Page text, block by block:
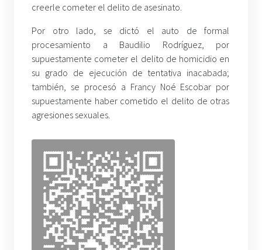
creerle cometer el delito de asesinato.
Por otro lado, se dictó el auto de formal
procesamiento a Baudilio Rodríguez, por
supuestamente cometer el delito de homicidio en
su grado de ejecución de tentativa inacabada;
también, se procesó a Francy Noé Escobar por
supuestamente haber cometido el delito de otras
agresiones sexuales.